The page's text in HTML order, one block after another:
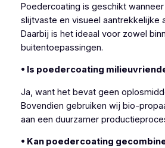
Poedercoating is geschikt
slijtvaste en visueel aantrekkelijke
Daarbij is het ideaal voor zowel
buitentoepassingen.
• Is poedercoating
Ja, want het bevat geen
Bovendien gebruiken wij bio-
aan een duurzamer
• Kan poedercoating